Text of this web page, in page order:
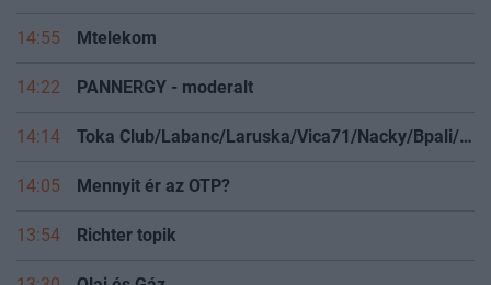
14:55 Mtelekom
14:22 PANNERGY - moderalt
14:14 Toka Club/Labanc/Laruska/Vica71/Nacky/Bpali/Oldrider/Josefernando/Mcbull/Kawaszabi
14:05 Mennyit ér az OTP?
13:54 Richter topik